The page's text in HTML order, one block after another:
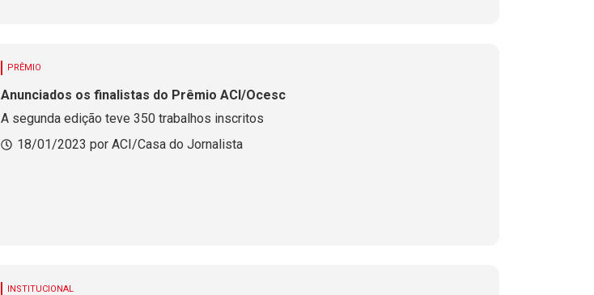
PRÊMIO
Anunciados os finalistas do Prêmio ACI/Ocesc
A segunda edição teve 350 trabalhos inscritos
18/01/2023 por ACI/Casa do Jornalista
INSTITUCIONAL